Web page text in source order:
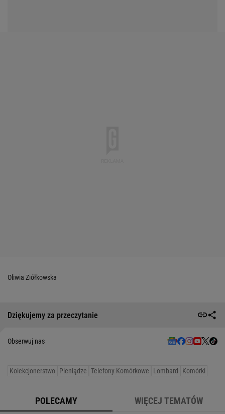
Oliwia Ziółkowska
Dziękujemy za przeczytanie
Obserwuj nas
Kolekcjonerstwo Pieniądze Telefony Komórkowe Lombard Komórki
POLECAMY WIĘCEJ TEMATÓW